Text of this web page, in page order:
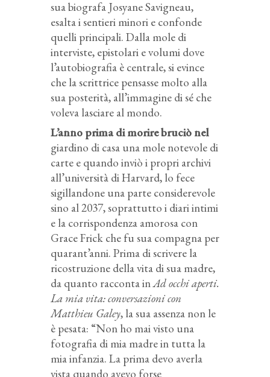
sua biografa Josyane Savigneau,
esalta i sentieri minori e confonde
quelli principali. Dalla mole di
interviste, epistolari e volumi dove
l’autobiografia è centrale, si evince
che la scrittrice pensasse molto alla
sua posterità, all’immagine di sé che
voleva lasciare al mondo.
L’anno prima di morire bruciò nel
giardino di casa una mole notevole di
carte e quando inviò i propri archivi
all’università di Harvard, lo fece
sigillandone una parte considerevole
sino al 2037, soprattutto i diari intimi
e la corrispondenza amorosa con
Grace Frick che fu sua compagna per
quarant’anni. Prima di scrivere la
ricostruzione della vita di sua madre,
da quanto racconta inAd occhi aperti.
La mia vita: conversazioni con
Matthieu Galey, la sua assenza non le
è pesata: “Non ho mai visto una
fotografia di mia madre in tutta la
mia infanzia. La prima devo averla
vista quando avevo forse